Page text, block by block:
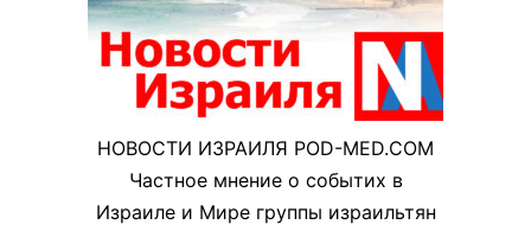
НОВОСТИ ИЗРАИЛЯ POD-MED.COM
Частное мнение о событих в
Израиле и Мире группы израильтян